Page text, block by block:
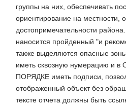
группы на них, обеспечивать
ориентирование на местности,
достопримечательности
наносится пройденный "и
также выделяются опасные
иметь сквозную нумерацию и
ПОРЯДКЕ иметь подписи,
отображенный объект без
тексте отчета должны быть